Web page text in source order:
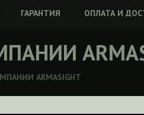
ГАРАНТИЯ ОПЛАТА И
ARMASIGHT